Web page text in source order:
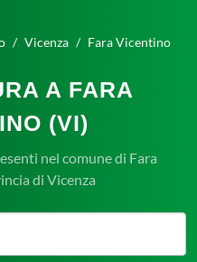
Vicenza Fara Vicentino
A FARA
(VI)
nel comune di Fara
di Vicenza